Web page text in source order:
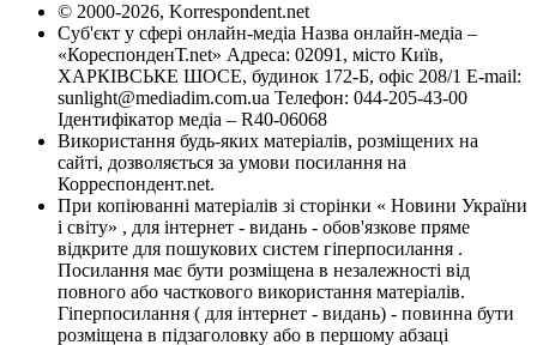
© 2000-2026, Korrespondent.net
Суб'єкт у сфері онлайн-медіа Назва онлайн-медіа –
«КореспонденТ.net» Адреса: 02091, місто Київ,
ХАРКІВСЬКЕ ШОСЕ, будинок 172-Б, офіс 208/1 E-mail:
sunlight@mediadim.com.ua Телефон: 044-205-43-00
Ідентифікатор медіа – R40-06068
Використання будь-яких матеріалів, розміщених на
сайті, дозволяється за умови посилання на
Корреспондент.net.
При копіюванні матеріалів зі сторінки « Новини України
і світу» , для інтернет - видань - обов'язкове пряме
відкрите для пошукових систем гіперпосилання .
Посилання має бути розміщена в незалежності від
повного або часткового використання матеріалів.
Гіперпосилання ( для інтернет - видань) - повинна бути
розміщена в підзаголовку або в першому абзаці